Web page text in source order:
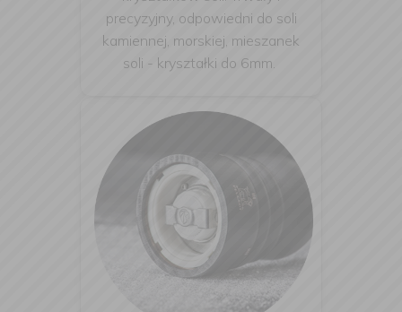
precyzyjny, odpowiedni do soli
kamiennej, morskiej, mieszanek
soli - kryształki do 6mm.